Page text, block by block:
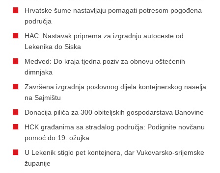
Hrvatske šume nastavljaju pomagati potresom pogođena
područja
HAC: Nastavak priprema za izgradnju autoceste od
Lekenika do Siska
Medved: Do kraja tjedna poziv za obnovu oštećenih
dimnjaka
Završena izgradnja poslovnog dijela kontejnerskog naselja
na Sajmištu
Donacija pilića za 300 obiteljskih gospodarstava Banovine
HCK građanima sa stradalog područja: Podignite novčanu
pomoć do 19. ožujka
U Lekenik stiglo pet kontejnera, dar Vukovarsko-srijemske
županije